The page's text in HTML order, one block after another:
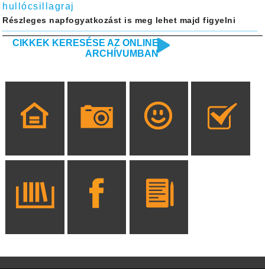
hullócsillagraj
Részleges napfogyatkozást is meg lehet majd figyelni
CIKKEK KERESÉSE AZ ONLINE
ARCHÍVUMBAN